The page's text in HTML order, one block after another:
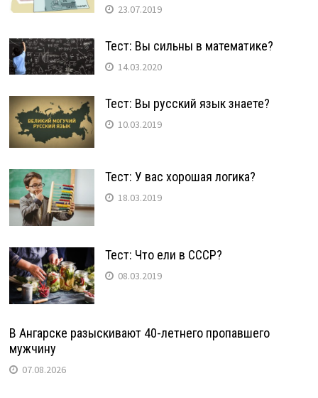
23.07.2019
Тест: Вы сильны в математике?
14.03.2020
Тест: Вы русский язык знаете?
10.03.2019
Тест: У вас хорошая логика?
18.03.2019
Тест: Что ели в СССР?
08.03.2019
В Ангарске разыскивают 40-летнего пропавшего
мужчину
07.08.2026